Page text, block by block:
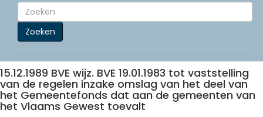
Zoeken
15.12.1989 BVE wijz. BVE 19.01.1983 tot vaststelling
van de regelen inzake omslag van het deel van
het Gemeentefonds dat aan de gemeenten van
het Vlaams Gewest toevalt